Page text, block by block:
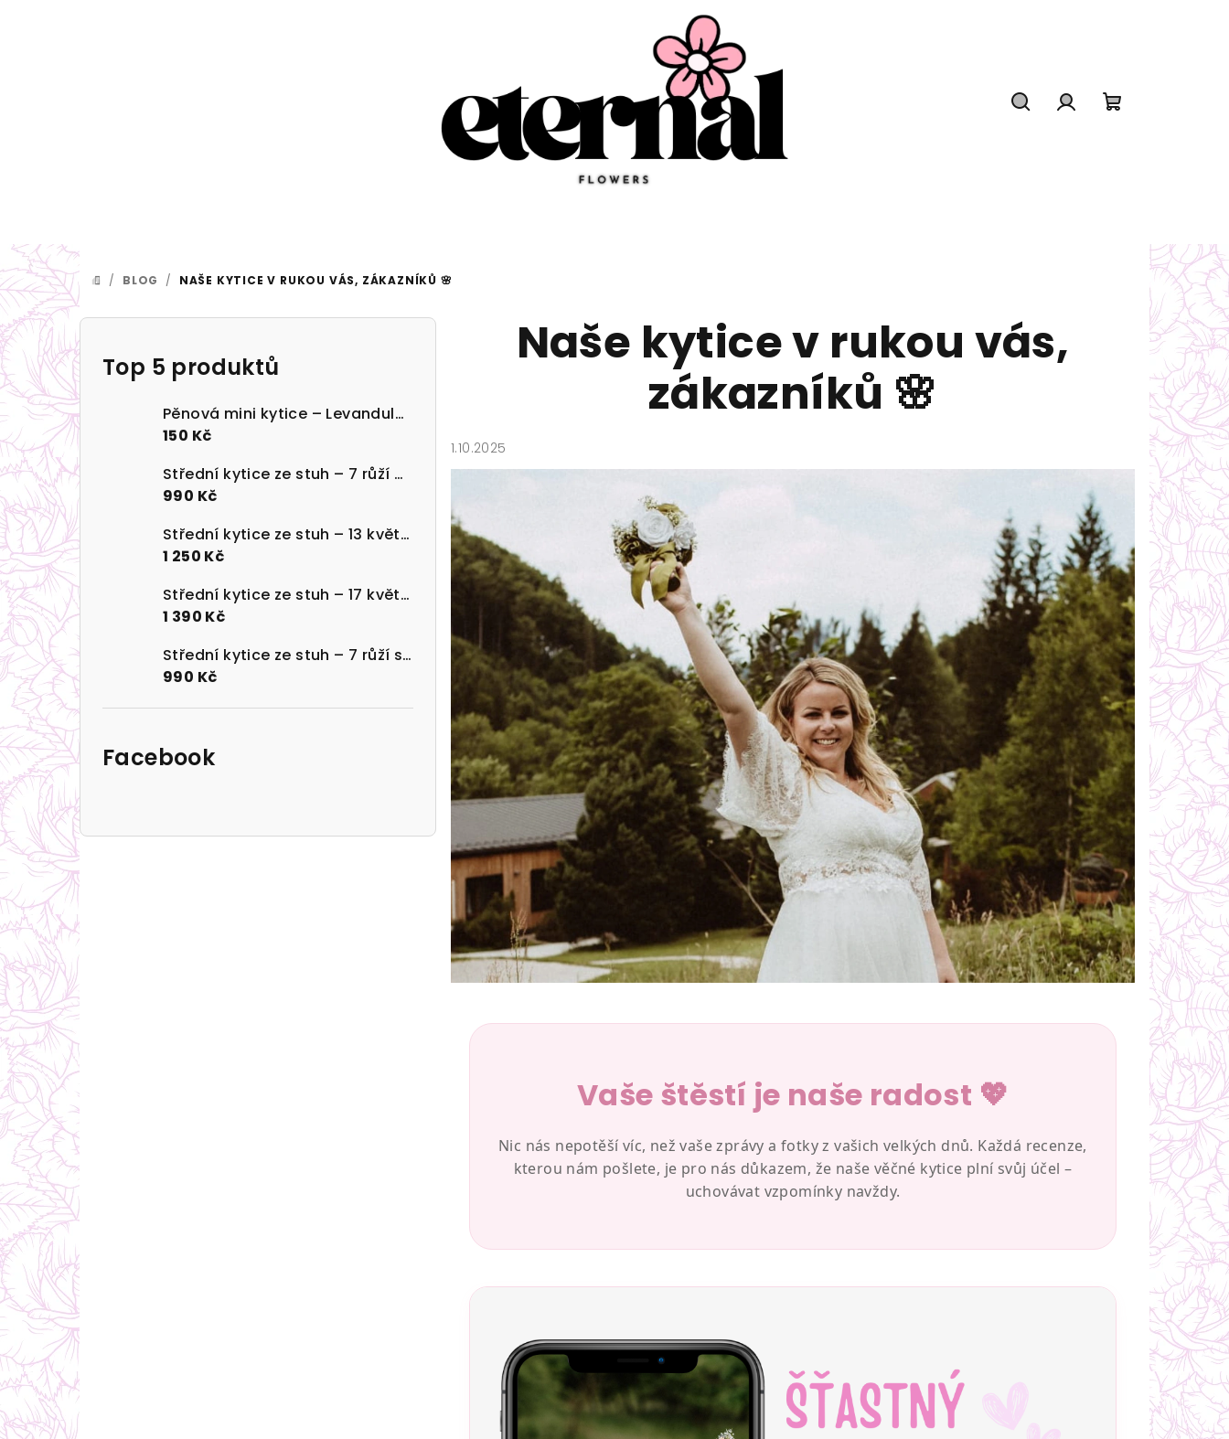
DOMŮ
/ BLOG / NAŠE KYTICE V RUKOU VÁS, ZÁKAZNÍKŮ 🌸
P
o
s
t
r
n
n
í
p
a
n
e
Top 5 produktů
Pěnová mini kytice – Levandulová klíčenka
150 Kč
Střední kytice ze stuh – 7 růží červená a růžová, dárek od srdce
990 Kč
Střední kytice ze stuh – 13 květů jiřiny, růže a kopretiny v modré, žluté, růžové a krémové
1 250 Kč
Střední kytice ze stuh – 17 květů růže, jiřiny a plumérie ve světlé a tmavě modré
1 390 Kč
Střední kytice ze stuh – 7 růží světle modrá se třpytkami, originální dárek
990 Kč
Facebook
Naše kytice v rukou vás,
zákazníků 🌸
1.10.2025
Vaše štěstí je naše radost 💖
Nic nás nepotěší víc, než vaše zprávy a fotky z vašich velkých dnů. Každá recenze,
kterou nám pošlete, je pro nás důkazem, že naše věčné kytice plní svůj účel –
uchovávat vzpomínky navždy.